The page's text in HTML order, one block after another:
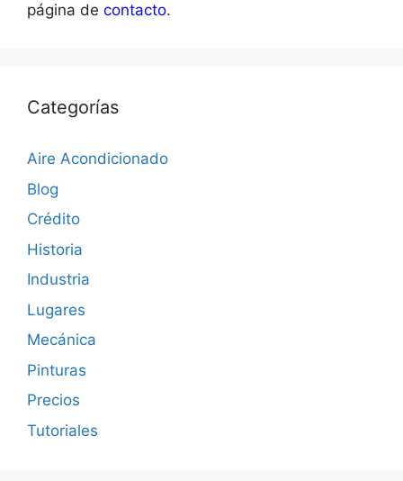
página de contacto.
Categorías
Aire Acondicionado
Blog
Crédito
Historia
Industria
Lugares
Mecánica
Pinturas
Precios
Tutoriales